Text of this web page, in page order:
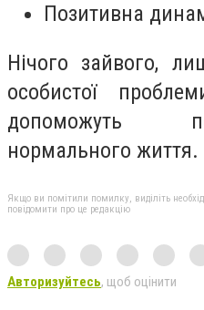
Позитивна
Нічого зайвого,
особистої
допоможуть
нормального життя.
Якщо ви помітили помилку, виділіть
повідомити про це редакцію
Авторизуйтесь, щоб оцінити